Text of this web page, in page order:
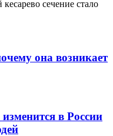
сечение стало
она возникает
в России